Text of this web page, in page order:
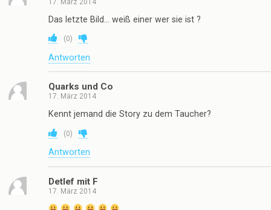
Das letzte Bild… weiß einer wer sie ist ?
(0)
Antworten
Quarks und Co
17. März 2014
Kennt jemand die Story zu dem Taucher?
(0)
Antworten
Detlef mit F
17. März 2014